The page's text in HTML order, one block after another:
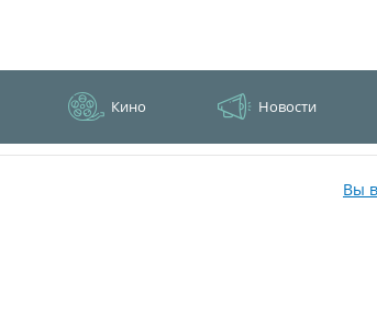
Кино Новости
Вы